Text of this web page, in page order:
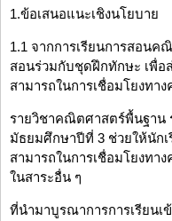
1.ข้อเสนอแนะเชิงนโยบาย
1.1 จากการเรียนการสอน
สอนร่วมกับชุดฝึกทักษะ เพื่อ
สามารถในการเชื่อมโยงทา
รายวิชาคณิตศาสตร์พื้นฐาน
มัธยมศึกษาปีที่ 3 ช่วยให้นัก
สามารถในการเชื่อมโยงท
ในสาระอื่น ๆ
ที่นำมาบูรณาการการเรียน